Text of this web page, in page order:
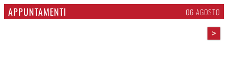
APPUNTAMENTI 06 AGOSTO
>